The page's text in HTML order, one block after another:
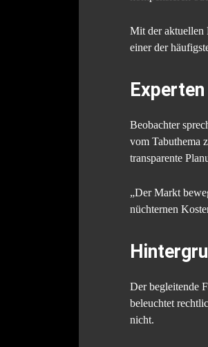
Mit der aktuellen
einer der
Experten
Beobachter
vom Tabuthema
transparente
„Der Markt
nüchternen
Der begleitende
beleuchtet
nicht.